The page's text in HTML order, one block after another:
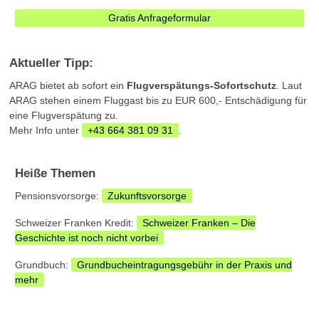
Gratis Anfrageformular
Aktueller Tipp:
ARAG bietet ab sofort ein Flugverspätungs-Sofortschutz . Laut
ARAG stehen einem Fluggast bis zu EUR 600,- Entschädigung für
eine Flugverspätung zu.
Mehr Info unter
+43 664 381 09 31
Heiße Themen
Pensionsvorsorge: Zukunftsvorsorge
Schweizer Franken Kredit:
Schweizer Franken – Die
Geschichte ist noch nicht vorbei
Grundbuch:
Grundbucheintragungsgebühr in der Praxis und
mehr